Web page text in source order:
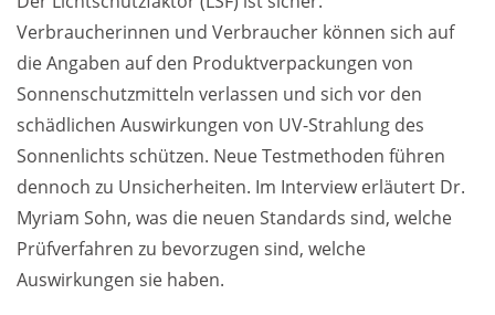
Produktsicherheit
Weiterführende
Literatur
Verbraucherinnen und Verbraucher können sich auf
die Angaben auf den Produktverpackungen von
Sonnenschutzmitteln verlassen und sich vor den
schädlichen Auswirkungen von UV-Strahlung des
Sonnenlichts schützen. Neue Testmethoden führen
dennoch zu Unsicherheiten. Im Interview erläutert Dr.
Myriam Sohn, was die neuen Standards sind, welche
Prüfverfahren zu bevorzugen sind, welche
Auswirkungen sie haben.